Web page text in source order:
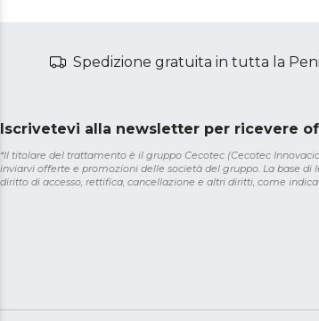
Spedizione gratuita in tutta la
Iscrivetevi alla newsletter per ricevere
*Il titolare del trattamento è il gruppo Cecotec (Cecotec
inviarvi offerte e promozioni delle società del gruppo. La base
diritto di accesso, rettifica, cancellazione e altri diritti, come